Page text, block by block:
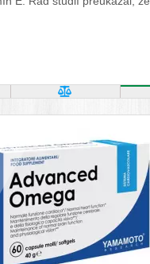
DHA prispieva k
sa dosiahne pri dennom
PRODUKTPOROVNAŤ